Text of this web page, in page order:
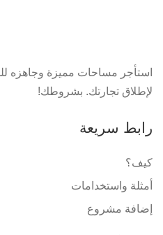
استأجر مساحات مميزة وجاهزه
لإطلاق تجارتك. بشروطك!
رابط سريعة
كيف؟
أمثلة واستخدامات
إضافة مشروع